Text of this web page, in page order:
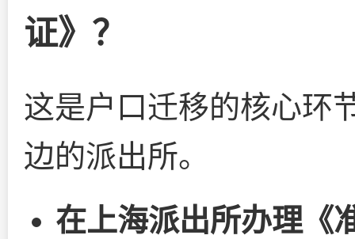
证》？
这是户口迁移的核心环
边的派出所。
在上海派出所办理《